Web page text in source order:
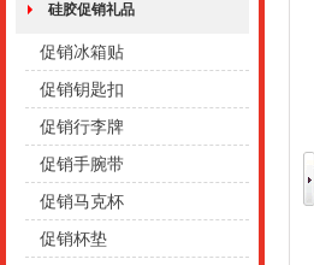
硅胶促销礼品
促销冰箱贴
促销钥匙扣
促销行李牌
促销手腕带
促销马克杯
促销杯垫